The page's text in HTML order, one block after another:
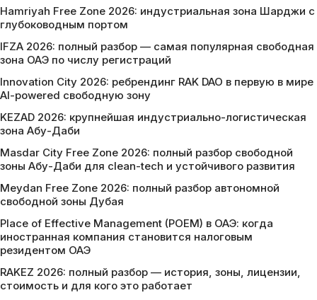
Hamriyah Free Zone 2026: индустриальная зона Шарджи с
глубоководным портом
IFZA 2026: полный разбор — самая популярная свободная
зона ОАЭ по числу регистраций
Innovation City 2026: ребрендинг RAK DAO в первую в мире
AI-powered свободную зону
KEZAD 2026: крупнейшая индустриально-логистическая
зона Абу-Даби
Masdar City Free Zone 2026: полный разбор свободной
зоны Абу-Даби для clean-tech и устойчивого развития
Meydan Free Zone 2026: полный разбор автономной
свободной зоны Дубая
Place of Effective Management (POEM) в ОАЭ: когда
иностранная компания становится налоговым
резидентом ОАЭ
RAKEZ 2026: полный разбор — история, зоны, лицензии,
стоимость и для кого это работает